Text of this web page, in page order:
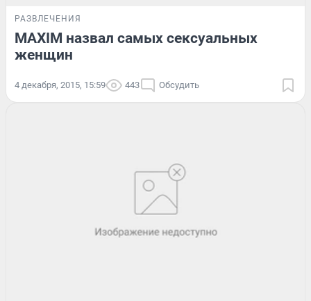
РАЗВЛЕЧЕНИЯ
MAXIM назвал самых сексуальных
женщин
4 декабря, 2015, 15:59 443 Обсудить